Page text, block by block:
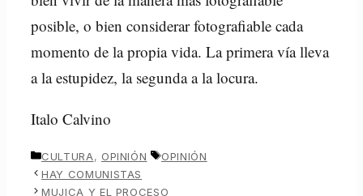
posible, o bien considerar fotografiable cada
momento de la propia vida. La primera vía lleva
a la estupidez, la segunda a la locura.
Italo Calvino
CATEGORÍAS
CULTURA, OPINIÓN ETIQUETAS
OPINIÓN
HAY COMUNISTAS
MUJICA Y EL PROCESO